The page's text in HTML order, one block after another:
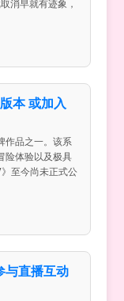
消早就有迹象，
本 或加入
作品之一。该系
险体验以及极具
至今尚未正式公
与直播互动